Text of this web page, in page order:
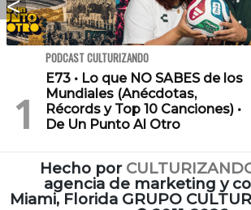
PODCAST CULTURIZANDO
E73 • Lo que NO SABES de los
Mundiales (Anécdotas,
Récords y Top 10 Canciones) •
De Un Punto Al Otro
Hecho por
agencia de marketing y
Miami, Florida GRUPO